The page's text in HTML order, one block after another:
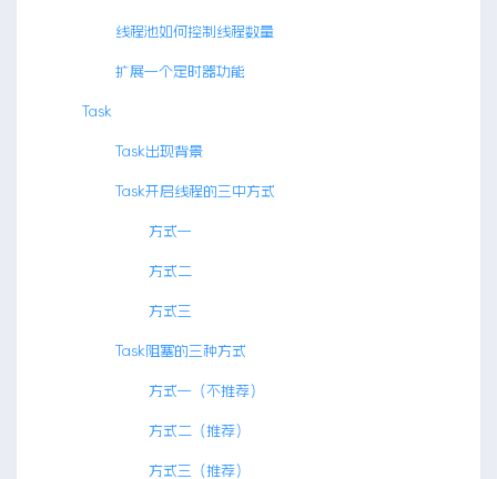
线程池如何控制线程数量
扩展一个定时器功能
Task
Task出现背景
Task开启线程的三中方式
方式一
方式二
方式三
Task阻塞的三种方式
方式一（不推荐）
方式二（推荐）
方式三（推荐）